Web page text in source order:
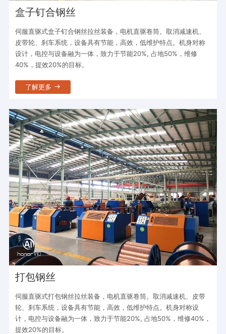
盒子钉合钢丝
伺服直驱式盒子钉合钢丝拉丝装备，电机直驱卷筒。取消减速机、
皮带轮、刹车系统，设备具有节能，高效，低维护特点。机身对称
设计，电控与设备融为一体，致力于节能20%, 占地50%，维修
40%，提效20%的目标。
了解更多
打包钢丝
伺服直驱式打包钢丝拉丝装备，电机直驱卷筒。取消减速机、皮带
轮、刹车系统，设备具有节能，高效，低维护特点。机身对称设
计，电控与设备融为一体，致力于节能20%, 占地50%，维修40%，
提效20%的目标。